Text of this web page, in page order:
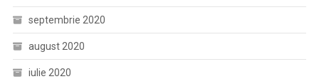
septembrie 2020
august 2020
iulie 2020